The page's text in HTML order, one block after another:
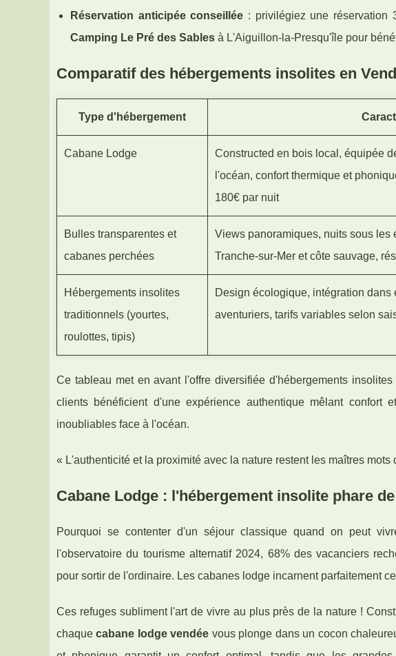
Réservation anticipée conseillée : privilégiez une réservation
Camping Le Pré des Sables à L'Aiguillon-la-Presqu'île pour
Comparatif des hébergements insolites en
Type d'hébergement
Cabane Lodge
Constructed en bois local, équipée
l'océan, confort thermique et
180€ par nuit
Bulles transparentes et
cabanes perchées
Views panoramiques, nuits sous les
Tranche-sur-Mer et côte sauvage,
Hébergements insolites
traditionnels (yourtes,
roulottes, tipis)
Design écologique, intégration
aventuriers, tarifs variables selon
Ce tableau met en avant l'offre diversifiée d'hébergements
clients bénéficient d'une expérience authentique mêlant
inoubliables face à l'océan.
« L'authenticité et la proximité avec la nature restent les maîtres
Cabane Lodge : l'hébergement insolite phare
Pourquoi se contenter d'un séjour classique quand on peut
l'observatoire du tourisme alternatif 2024, 68% des vacanciers
pour sortir de l'ordinaire. Les cabanes lodge incarnent parfaitement
Ces refuges subliment l'art de vivre au plus près de la nature !
chaquecabane lodge vendée vous plonge dans un cocon